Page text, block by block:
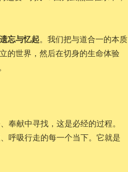
忘与忆起。我们把与道合一的本质
的世界，然后在切身的生命体验
奉献中寻找，这是必经的过程。
呼吸行走的每一个当下。它就是